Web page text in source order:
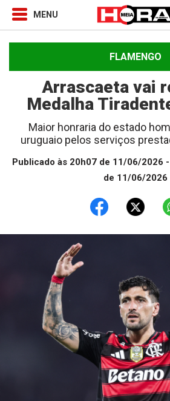
FLAMENGO
Arrascaeta vai
Medalha
Maior honraria do estado
uruguaio pelos serviços
Publicado às 20h07 de 11/06/2026
de 11/06/2026